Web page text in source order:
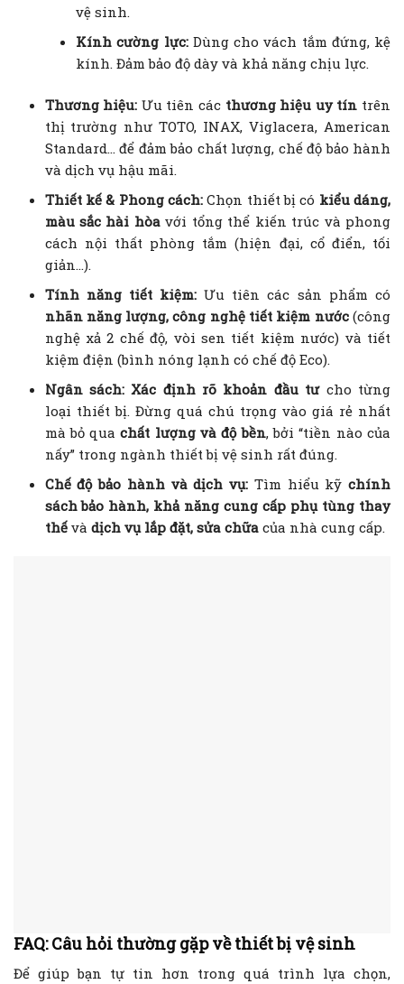
vệ sinh.
Kính cường lực:Dùng cho vách tắm đứng, kệ
kính. Đảm bảo độ dày và khả năng chịu lực.
Thương hiệu: Ưu tiên các thương hiệu uy tín trên
thị trường như TOTO, INAX, Viglacera, American
Standard… để đảm bảo chất lượng, chế độ bảo hành
và dịch vụ hậu mãi.
Thiết kế & Phong cách:Chọn thiết bị có kiểu dáng,
màu sắc hài hòavới tổng thể kiến trúc và phong
cách nội thất phòng tắm (hiện đại, cổ điển, tối
giản…).
Tính năng tiết kiệm: Ưu tiên các sản phẩm có
nhãn năng lượng, công nghệ tiết kiệm nước(công
nghệ xả 2 chế độ, vòi sen tiết kiệm nước) và tiết
kiệm điện (bình nóng lạnh có chế độ Eco).
Ngân sách: Xác định rõ khoản đầu tưcho từng
loại thiết bị. Đừng quá chú trọng vào giá rẻ nhất
mà bỏ quachất lượng và độ bền, bởi “tiền nào của
nấy” trong ngành thiết bị vệ sinh rất đúng.
Chế độ bảo hành và dịch vụ: Tìm hiểu kỹ chính
sách bảo hành, khả năng cung cấp phụ tùng thay
thếvà dịch vụ lắp đặt, sửa chữacủa nhà cung cấp.
FAQ: Câu hỏi thường gặp về thiết bị vệ sinh
Để giúp bạn tự tin hơn trong quá trình lựa chọn,